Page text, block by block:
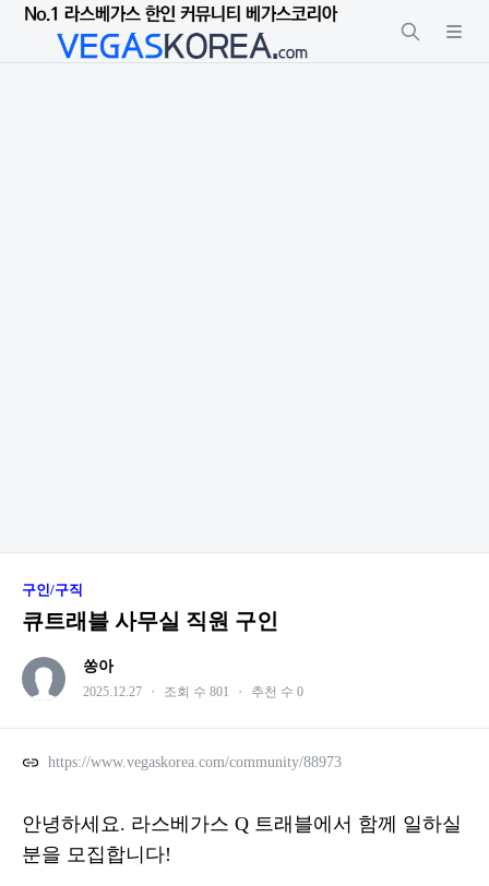
구인/구직
큐트래블 사무실 직원 구인
쏭아
2025.12.27 ・ 조회 수 801 ・ 추천 수 0
https://www.vegaskorea.com/community/88973
안녕하세요. 라스베가스 Q 트래블에서 함께 일하실
분을 모집합니다!